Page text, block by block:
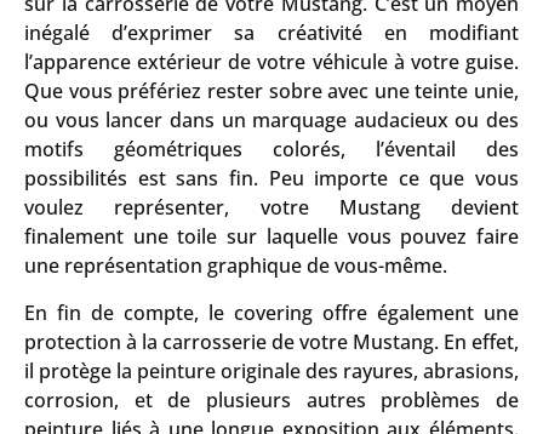
inégalé d’exprimer sa créativité en modifiant
l’apparence extérieur de votre véhicule à votre guise.
Que vous préfériez rester sobre avec une teinte unie,
ou vous lancer dans un marquage audacieux ou des
motifs géométriques colorés, l’éventail des
possibilités est sans fin. Peu importe ce que vous
voulez représenter, votre Mustang devient
finalement une toile sur laquelle vous pouvez faire
une représentation graphique de vous-même.
En fin de compte, le covering offre également une
protection à la carrosserie de votre Mustang. En effet,
il protège la peinture originale des rayures, abrasions,
corrosion, et de plusieurs autres problèmes de
peinture liés à une longue exposition aux éléments.